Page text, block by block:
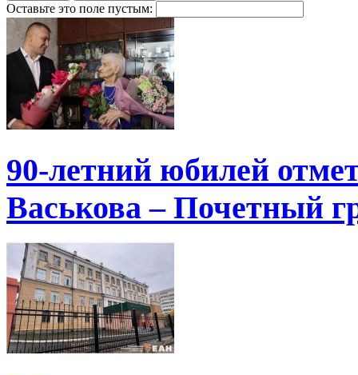
Оставьте это поле пустым:
90-летний юбилей
Васькова – Почетный